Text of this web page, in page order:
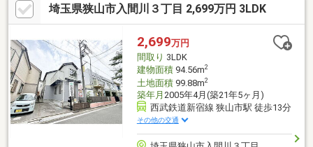
埼玉県狭山市入間川３丁目 2,699万円 3LDK
2,699万円
間取り 3LDK
建物面積94.56m2
土地面積99.88m2
築年月 2005年4月(築21年5ヶ月)
西武鉄道新宿線 狭山市駅 徒歩13分
その他の交通